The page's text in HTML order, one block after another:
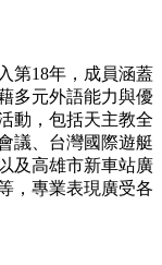
第18年，成員涵蓋
多元外語能力與優
動，包括天主教全
議、台灣國際遊艇
及高雄市新車站廣
，專業表現廣受各